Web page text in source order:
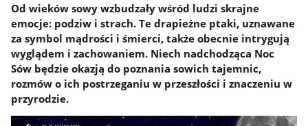
Od wieków sowy wzbudzały wśród ludzi skrajne
emocje: podziw i strach. Te drapieżne ptaki, uznawane
za symbol mądrości i śmierci, także obecnie intrygują
wyglądem i zachowaniem. Niech nadchodząca Noc
Sów będzie okazją do poznania sowich tajemnic,
rozmów o ich postrzeganiu w przeszłości i znaczeniu w
przyrodzie.